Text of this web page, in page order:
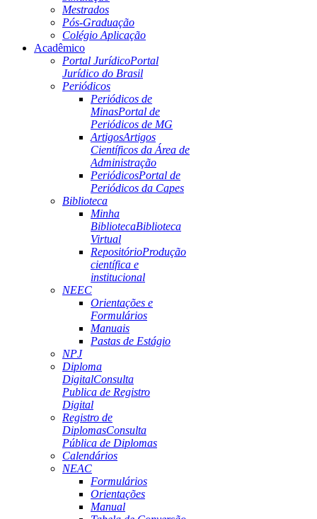
Mestrados
Pós-Graduação
Colégio Aplicação
Acadêmico
Portal JurídicoPortal
Jurídico do Brasil
Periódicos
Periódicos de
MinasPortal de
Periódicos de MG
ArtigosArtigos
Científicos da Área de
Administração
PeriódicosPortal de
Periódicos da Capes
Biblioteca
Minha
BibliotecaBiblioteca
Virtual
RepositórioProdução
científica e
institucional
NEEC
Orientações e
Formulários
Manuais
Pastas de Estágio
NPJ
Diploma
DigitalConsulta
Publica de Registro
Digital
Registro de
DiplomasConsulta
Pública de Diplomas
Calendários
NEAC
Formulários
Orientações
Manual